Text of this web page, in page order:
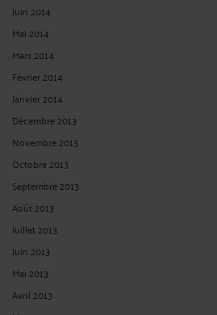
Juin 2014
Mai 2014
Mars 2014
Février 2014
Janvier 2014
Décembre 2013
Novembre 2013
Octobre 2013
Septembre 2013
Août 2013
Juillet 2013
Juin 2013
Mai 2013
Avril 2013